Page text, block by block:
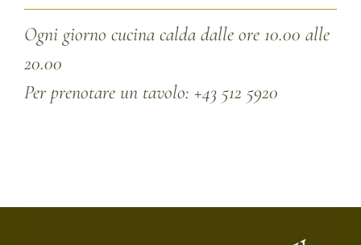
Ogni giorno cucina calda dalle ore 10.00 alle
20.00
Per prenotare un tavolo: +43 512 5920